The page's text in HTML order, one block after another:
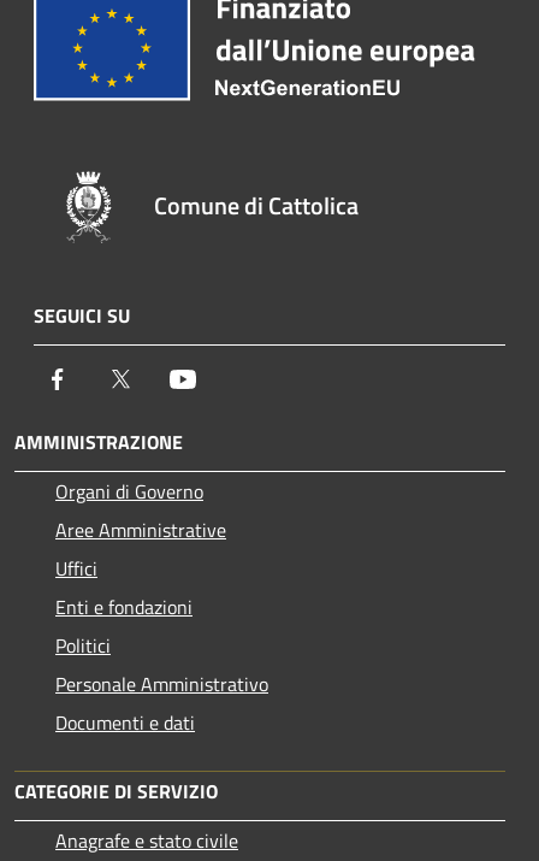
Comune di Cattolica
SEGUICI SU
Facebook Twitter
AMMINISTRAZIONE
Organi di Governo
Aree Amministrative
Uffici
Enti e fondazioni
Politici
Personale Amministrativo
Documenti e dati
CATEGORIE DI SERVIZIO
Anagrafe e stato civile